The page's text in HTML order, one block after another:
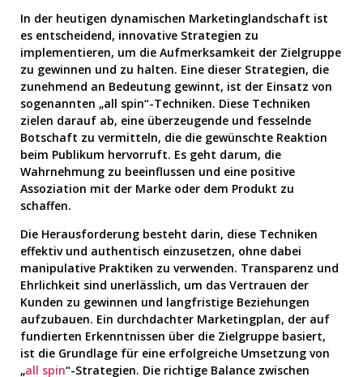
In der heutigen dynamischen Marketinglandschaft ist
es entscheidend, innovative Strategien zu
implementieren, um die Aufmerksamkeit der Zielgruppe
zu gewinnen und zu halten. Eine dieser Strategien, die
zunehmend an Bedeutung gewinnt, ist der Einsatz von
sogenannten „all spin“-Techniken. Diese Techniken
zielen darauf ab, eine überzeugende und fesselnde
Botschaft zu vermitteln, die die gewünschte Reaktion
beim Publikum hervorruft. Es geht darum, die
Wahrnehmung zu beeinflussen und eine positive
Assoziation mit der Marke oder dem Produkt zu
schaffen.
Die Herausforderung besteht darin, diese Techniken
effektiv und authentisch einzusetzen, ohne dabei
manipulative Praktiken zu verwenden. Transparenz und
Ehrlichkeit sind unerlässlich, um das Vertrauen der
Kunden zu gewinnen und langfristige Beziehungen
aufzubauen. Ein durchdachter Marketingplan, der auf
fundierten Erkenntnissen über die Zielgruppe basiert,
ist die Grundlage für eine erfolgreiche Umsetzung von
„all spin“-Strategien. Die richtige Balance zwischen